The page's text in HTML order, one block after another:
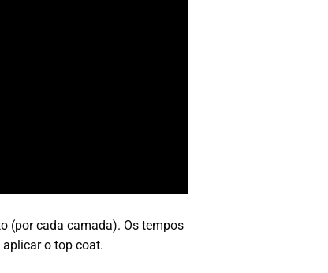
(por cada camada). Os tempos
o top coat.